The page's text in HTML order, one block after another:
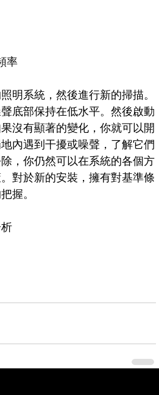
率
明系統，然後進行新的掃描。
底部保持在低水平。然後啟動
沒有顯著的變化，你就可以開
內遇到干擾或噪聲，了解它們
，你仍然可以在系統的各個方
對於新的安裝，擁有對基準條
握。